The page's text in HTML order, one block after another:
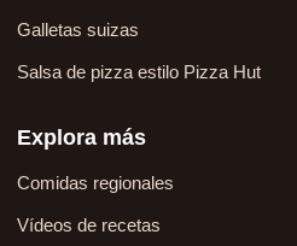
Galletas suizas
Salsa de pizza estilo Pizza Hut
Explora más
Comidas regionales
Vídeos de recetas